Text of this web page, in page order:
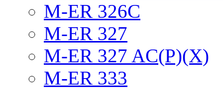
M-ER 326C
M-ER 327
M-ER 327 AC(P)(X)
M-ER 333